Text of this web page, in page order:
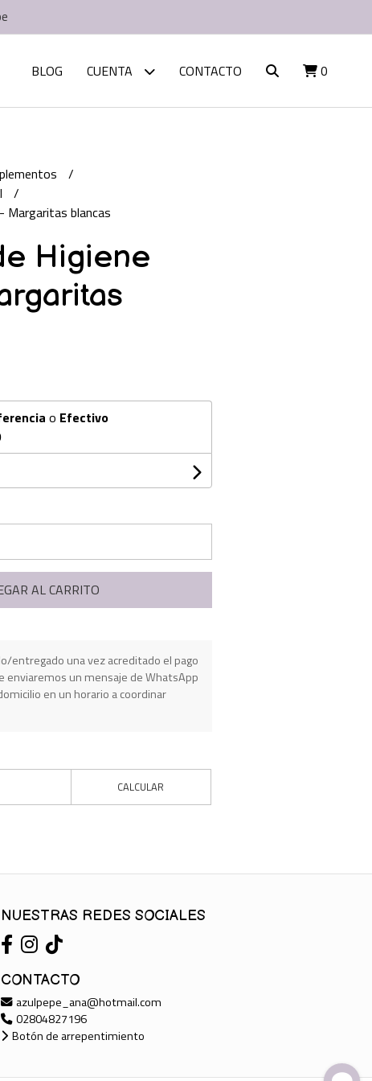
BLOG CUENTA CONTACTO 0
Margaritas blancas
Higiene
o Efectivo
AL CARRITO
entregado una vez acreditado el pago
enviaremos un mensaje de WhatsApp
en un horario a coordinar
CALCULAR
NUESTRAS REDES SOCIALES
CONTACTO
azulpepe_ana@hotmail.com
02804827196
Botón de arrepentimiento